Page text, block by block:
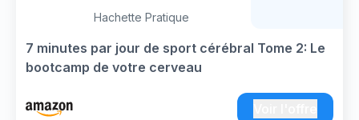
Hachette Pratique
7 minutes par jour de sport cérébral Tome 2: Le
bootcamp de votre cerveau